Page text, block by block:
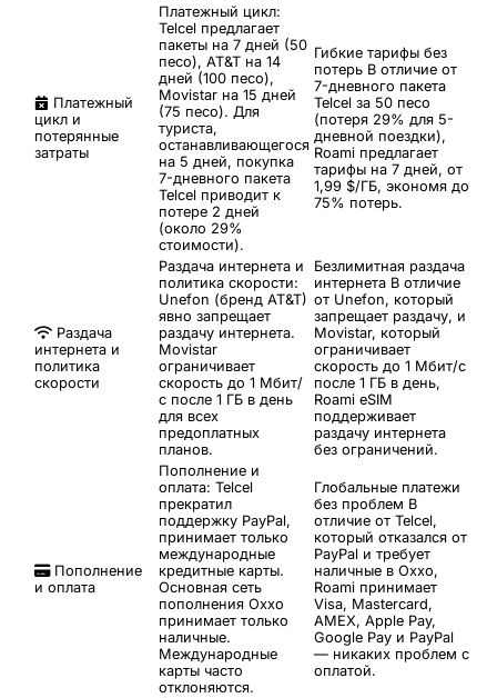
Платежный
цикл и
потерянные
затраты
Платежный цикл:
Telcel предлагает
пакеты на 7 дней (50
песо), AT&T на 14
дней (100 песо),
Movistar на 15 дней
(75 песо). Для
туриста,
останавливающегося
на 5 дней, покупка
7-дневного пакета
Telcel приводит к
потере 2 дней
(около 29%
стоимости).
Гибкие тарифы без
потерь В отличие от
7-дневного пакета
Telcel за 50 песо
(потеря 29% для 5-
дневной поездки),
Roami предлагает
тарифы на 7 дней, от
1,99 $/ГБ, экономя до
75% потерь.
Раздача
интернета и
политика
скорости
Раздача интернета и
политика скорости:
Unefon (бренд AT&T)
явно запрещает
раздачу интернета.
Movistar
ограничивает
скорость до 1 Мбит/
с после 1 ГБ в день
для всех
предоплатных
планов.
Безлимитная раздача
интернета В отличие
от Unefon, который
запрещает раздачу, и
Movistar, который
ограничивает
скорость до 1 Мбит/с
после 1 ГБ в день,
Roami eSIM
поддерживает
раздачу интернета
без ограничений.
Пополнение
и оплата
Пополнение и
оплата: Telcel
прекратил
поддержку PayPal,
принимает только
международные
кредитные карты.
Основная сеть
пополнения Oxxo
принимает только
наличные.
Международные
карты часто
отклоняются.
Глобальные платежи
без проблем В
отличие от Telcel,
который отказался от
PayPal и требует
наличные в Oxxo,
Roami принимает
Visa, Mastercard,
AMEX, Apple Pay,
Google Pay и PayPal
— никаких проблем с
оплатой.